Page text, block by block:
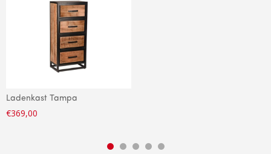
Ladenkast Tampa
€369,00